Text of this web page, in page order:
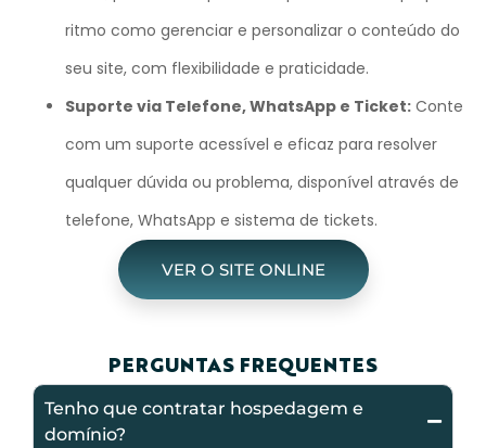
ritmo como gerenciar e personalizar o conteúdo do
seu site, com flexibilidade e praticidade.
Suporte via Telefone, WhatsApp e Ticket: Conte
com um suporte acessível e eficaz para resolver
qualquer dúvida ou problema, disponível através de
telefone, WhatsApp e sistema de tickets.
VER O SITE ONLINE
PERGUNTAS FREQUENTES
Tenho que contratar hospedagem e
domínio?